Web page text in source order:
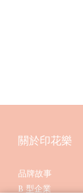
關於印花樂
品牌故事
B 型企業